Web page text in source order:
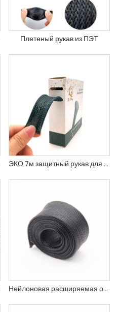
Плетеный рукав из ПЭТ
ЭКО 7м защитный рукав для домашних животных
Нейлоновая расширяемая оплетка